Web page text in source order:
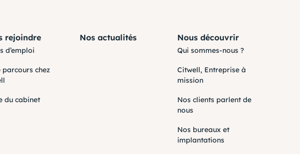
rejoindre
d’emploi
parcours chez
du cabinet
Nos actualités Nous découvrir
Qui sommes-nous ?
Citwell, Entreprise à
mission
Nos clients parlent de
nous
Nos bureaux et
implantations